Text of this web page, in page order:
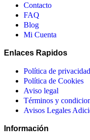
Contacto
FAQ
Blog
Mi Cuenta
Enlaces Rapidos
Política de privacidad
Política de Cookies
Aviso legal
Términos y
Avisos Legales
Información